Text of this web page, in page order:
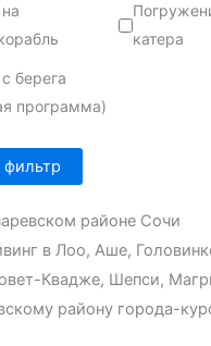
катера
берега
программа)
районе Сочи
в Лоо, Аше,
Квадже, Шепси,
району города-